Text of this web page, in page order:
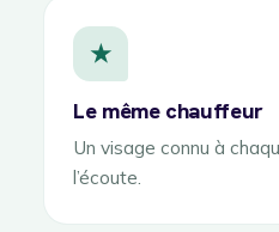
★
Le même chauffeur
Un visage connu à
l’écoute.